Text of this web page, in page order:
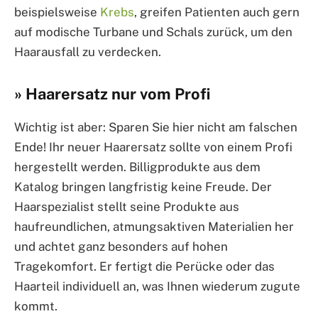
beispielsweise Krebs, greifen Patienten auch gern
auf modische Turbane und Schals zurück, um den
Haarausfall zu verdecken.
» Haarersatz nur vom Profi
Wichtig ist aber: Sparen Sie hier nicht am falschen
Ende! Ihr neuer Haarersatz sollte von einem Profi
hergestellt werden. Billigprodukte aus dem
Katalog bringen langfristig keine Freude. Der
Haarspezialist stellt seine Produkte aus
haufreundlichen, atmungsaktiven Materialien her
und achtet ganz besonders auf hohen
Tragekomfort. Er fertigt die Perücke oder das
Haarteil individuell an, was Ihnen wiederum zugute
kommt.